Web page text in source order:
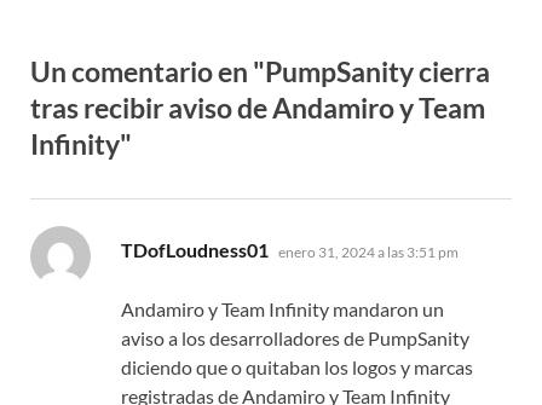
Un comentario en "PumpSanity cierra
tras recibir aviso de Andamiro y Team
Infinity"
TDofLoudness01 dice:
enero 31, 2024 a las 3:51 pm
Andamiro y Team Infinity mandaron un
aviso a los desarrolladores de PumpSanity
diciendo que o quitaban los logos y marcas
registradas de Andamiro y Team Infinity